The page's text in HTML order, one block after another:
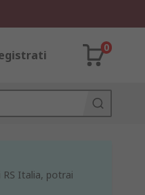
0
Italia, potrai